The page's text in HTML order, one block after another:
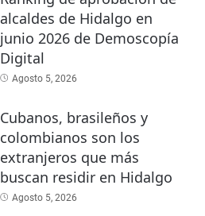
alcaldes de Hidalgo en
junio 2026 de Demoscopía
Digital
Agosto 5, 2026
Cubanos, brasileños y
colombianos son los
extranjeros que más
buscan residir en Hidalgo
Agosto 5, 2026